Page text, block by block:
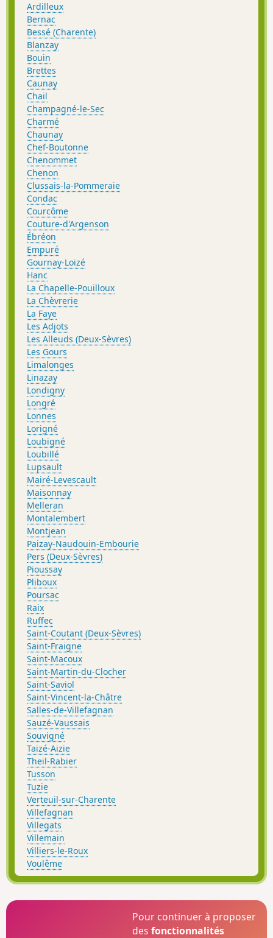
Ardilleux
Bernac
Bessé (Charente)
Blanzay
Bouin
Brettes
Caunay
Chail
Champagné-le-Sec
Charmé
Chaunay
Chef-Boutonne
Chenommet
Chenon
Clussais-la-Pommeraie
Condac
Courcôme
Couture-d'Argenson
Ébréon
Empuré
Gournay-Loizé
Hanc
La Chapelle-Pouilloux
La Chèvrerie
La Faye
Les Adjots
Les Alleuds (Deux-Sèvres)
Les Gours
Limalonges
Linazay
Londigny
Longré
Lonnes
Lorigné
Loubigné
Loubillé
Lupsault
Mairé-Levescault
Maisonnay
Melleran
Montalembert
Montjean
Paizay-Naudouin-Embourie
Pers (Deux-Sèvres)
Pioussay
Pliboux
Poursac
Raix
Ruffec
Saint-Coutant (Deux-Sèvres)
Saint-Fraigne
Saint-Macoux
Saint-Martin-du-Clocher
Saint-Saviol
Saint-Vincent-la-Châtre
Salles-de-Villefagnan
Sauzé-Vaussais
Souvigné
Taizé-Aizie
Theil-Rabier
Tusson
Tuzie
Verteuil-sur-Charente
Villefagnan
Villegats
Villemain
Villiers-le-Roux
Voulême
Pour continuer à proposer
desfonctionnalités